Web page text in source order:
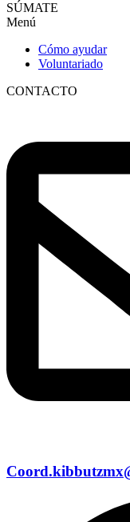
SÚMATE
Menú
Cómo ayudar
Voluntariado
CONTACTO